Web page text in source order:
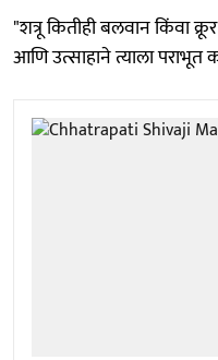
"शत्रू कितीही बलवान किंवा
आणि उत्साहाने त्याला